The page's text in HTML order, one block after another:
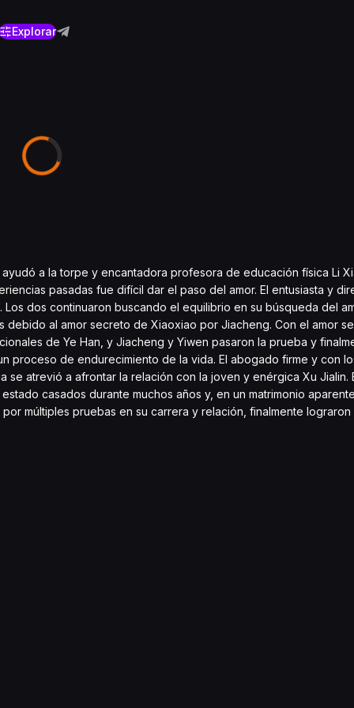
Explorar
a la torpe y encantadora profesora de educación física Li
pasadas fue difícil dar el paso del amor. El entusiasta y
dos continuaron buscando el equilibrio en su búsqueda del
al amor secreto de Xiaoxiao por Jiacheng. Con el amor
de Ye Han, y Jiacheng y Yiwen pasaron la prueba y
proceso de endurecimiento de la vida. El abogado firme y con
atrevió a afrontar la relación con la joven y enérgica Xu Jialin.
casados durante muchos años y, en un matrimonio
múltiples pruebas en su carrera y relación, finalmente